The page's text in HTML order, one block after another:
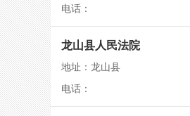
电话：
龙山县人民法院
地址：龙山县
电话：